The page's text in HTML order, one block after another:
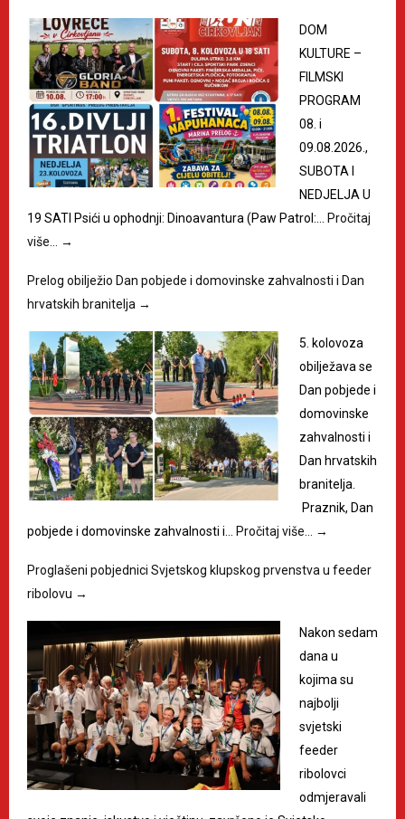
DOM
KULTURE –
FILMSKI
PROGRAM
08. i
09.08.2026.,
SUBOTA I
NEDJELJA U
19 SATI Psići u ophodnji: Dinoavantura (Paw Patrol:…
Pročitaj
više…
→
Prelog obilježio Dan pobjede i domovinske zahvalnosti i Dan
hrvatskih branitelja →
5. kolovoza
obilježava se
Dan pobjede i
domovinske
zahvalnosti i
Dan hrvatskih
branitelja.
Praznik, Dan
pobjede i domovinske zahvalnosti i…
Pročitaj više… →
Proglašeni pobjednici Svjetskog klupskog prvenstva u feeder
ribolovu →
Nakon sedam
dana u
kojima su
najbolji
svjetski
feeder
ribolovci
odmjeravali